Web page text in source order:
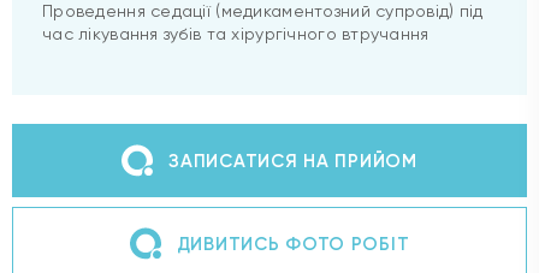
Проведення седації (медикаментозний супровід) під
час лікування зубів та хірургічного втручання
ЗАПИСАТИСЯ НА ПРИЙОМ
ДИВИТИСЬ ФОТО РОБІТ